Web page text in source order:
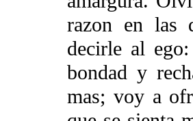
razon en las
decirle al
bondad y
mas; voy a